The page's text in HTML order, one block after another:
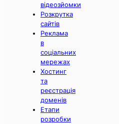
відеозйомки
Розкрутка
сайтів
Реклама
в
соціальних
мережах
Хостинг
та
реєстрація
доменів
Етапи
розробки